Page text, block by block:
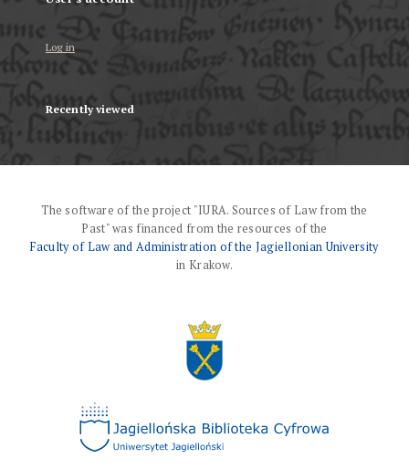
Log in
Recently viewed
The software of the project "IURA. Sources of Law from the
Past" was financed from the resources of the
Faculty of Law and Administration of the Jagiellonian University
in Krakow.